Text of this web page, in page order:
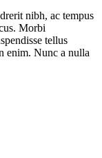
nibh, ac tempus
Morbi
tellus
enim. Nunc a nulla